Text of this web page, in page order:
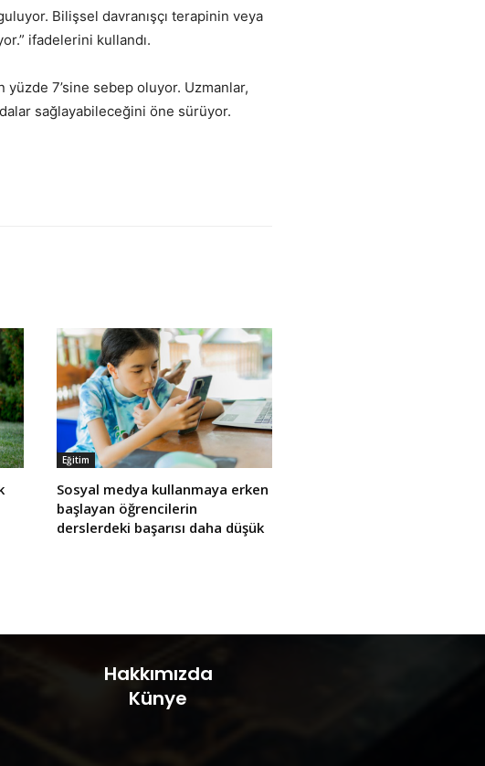
Bilişsel davranışçı terapinin veya
ifadelerini kullandı.
yüzde 7’sine sebep oluyor. Uzmanlar,
sağlayabileceğini öne sürüyor.
Eğitim
Sosyal medya kullanmaya erken
başlayan öğrencilerin
derslerdeki başarısı daha düşük
Hakkımızda
Künye